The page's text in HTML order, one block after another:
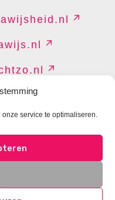
service te optimaliseren.
PRIVACY
BEHEREN